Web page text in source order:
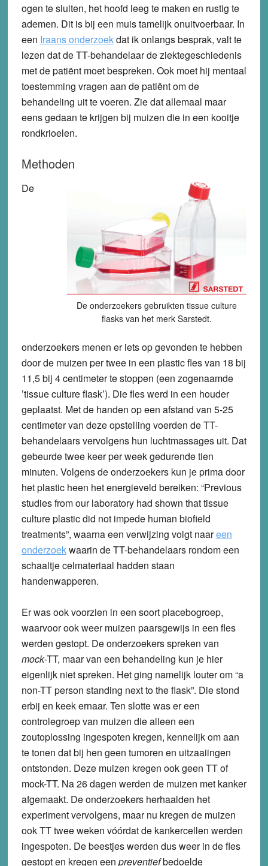
ogen te sluiten, het hoofd leeg te maken en rustig te
ademen. Dit is bij een muis tamelijk onuitvoerbaar. In
een Iraans onderzoekdat ik onlangs besprak, valt te
lezen dat de TT-behandelaar de ziektegeschiedenis
met de patiënt moet bespreken. Ook moet hij mentaal
toestemming vragen aan de patiënt om de
behandeling uit te voeren. Zie dat allemaal maar
eens gedaan te krijgen bij muizen die in een kooitje
rondkrioelen.
Methoden
De onderzoekers gebruikten tissue culture
flasks van het merk Sarstedt.
De
onderzoekers menen er iets op gevonden te hebben
door de muizen per twee in een plastic fles van 18 bij
11,5 bij 4 centimeter te stoppen (een zogenaamde
’tissue culture flask’). Die fles werd in een houder
geplaatst. Met de handen op een afstand van 5-25
centimeter van deze opstelling voerden de TT-
behandelaars vervolgens hun luchtmassages uit. Dat
gebeurde twee keer per week gedurende tien
minuten. Volgens de onderzoekers kun je prima door
het plastic heen het energieveld bereiken: “Previous
studies from our laboratory had shown that tissue
culture plastic did not impede human biofield
treatments”, waarna een verwijzing volgt naareen
onderzoekwaarin de TT-behandelaars rondom een
schaaltje celmateriaal hadden staan
handenwapperen.
Er was ook voorzien in een soort placebogroep,
waarvoor ook weer muizen paarsgewijs in een fles
werden gestopt. De onderzoekers spreken van
mock-TT, maar van een behandeling kun je hier
eigenlijk niet spreken. Het ging namelijk louter om “a
non-TT person standing next to the flask”. Die stond
erbij en keek ernaar. Ten slotte was er een
controlegroep van muizen die alleen een
zoutoplossing ingespoten kregen, kennelijk om aan
te tonen dat bij hen geen tumoren en uitzaaiingen
ontstonden. Deze muizen kregen ook geen TT of
mock-TT. Na 26 dagen werden de muizen met kanker
afgemaakt. De onderzoekers herhaalden het
experiment vervolgens, maar nu kregen de muizen
ook TT twee weken vóórdat de kankercellen werden
ingespoten. De beestjes werden dus weer in de fles
gestopt en kregen een preventiefbedoelde